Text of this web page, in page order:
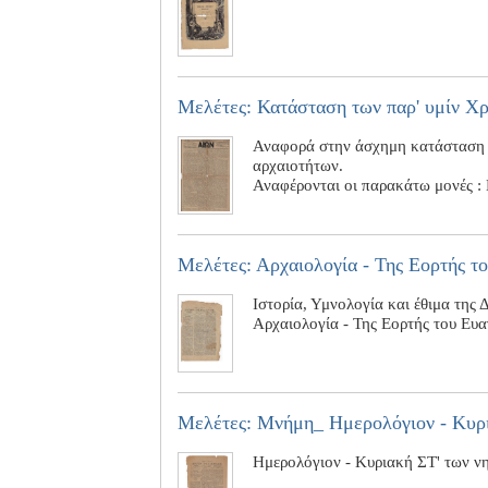
Μελέτες: Κατάσταση των παρ' υμίν
Αναφορά στην άσχημη κατάσταση
αρχαιοτήτων.
Αναφέρονται οι παρακάτω μονές
Μελέτες: Αρχαιολογία - Της Εορτής
Ιστορία, Υμνολογία και έθιμα της
Αρχαιολογία - Της Εορτής του
Μελέτες: Μνήμη_ Ημερολόγιον -
Ημερολόγιον - Κυριακή ΣΤ' των